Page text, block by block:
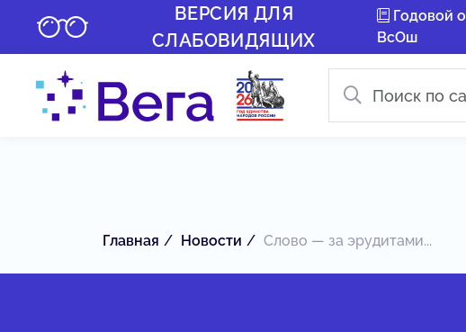
ВЕРСИЯ ДЛЯ
СЛАБОВИДЯЩИХ
Годовой
ВсОш
Главная Новости Слово — за эрудитами...